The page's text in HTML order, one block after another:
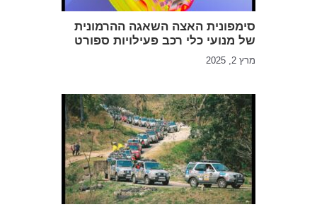
סימפונית האצה השאגה ההרמונית
של מנועי כלי רכב פעילויות ספורט
מרץ 2, 2025